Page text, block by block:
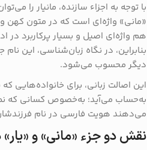
با توجه به اجزاء سازنده، مانیار را
«مانی» واژه‌ای است که در متون کهن و
هم واژه‌ای اصیل و بسیار پرکاربرد در
بنابراین، در نگاه زبان‌شناسی، این
دیگر محسوب می‌شود.
این اصالت زبانی، برای خانواده‌هایی که
به‌حساب می‌آید؛ به‌خصوص کسانی که
می‌دهند هویت فارسی در نام
نقش دو جزء «مانی» و «یار»